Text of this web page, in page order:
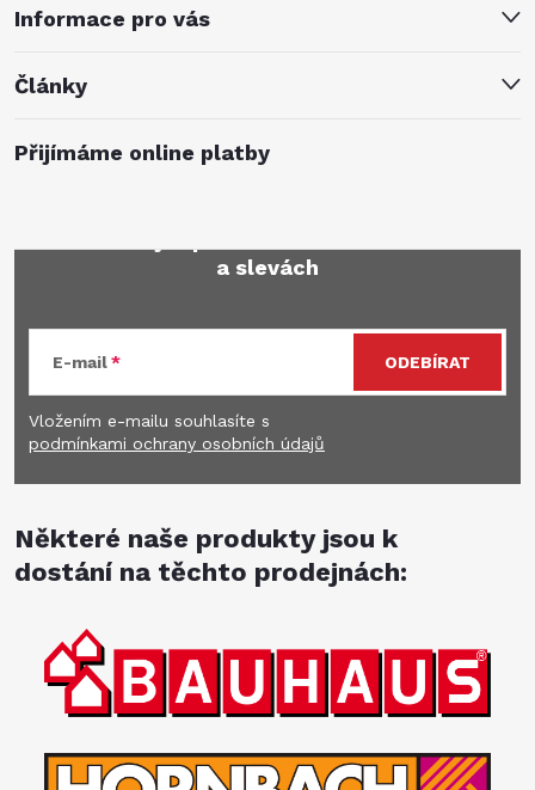
Informace pro vás
Články
Přijímáme online platby
a slevách
E-mail
Vložením e-mailu souhlasíte s
podmínkami ochrany osobních údajů
ODEBÍRAT
Některé naše produkty jsou k
dostání na těchto prodejnách: